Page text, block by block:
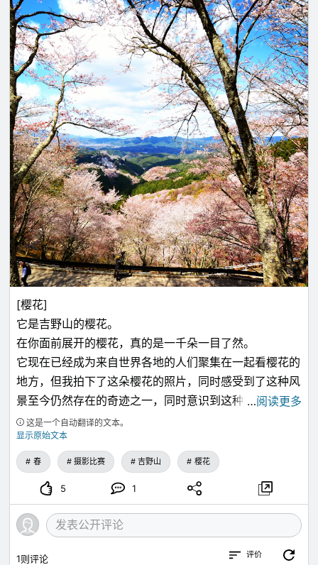
[樱花]
它是吉野山的樱花。
在你面前展开的樱花，真的是一千朵一目了然。
它现在已经成为来自世界各地的人们聚集在一起看樱花的
地方，但我拍下了这朵樱花的照片，同时感受到了这种风
景至今仍然存在的奇迹之一，同时意识到这种樱花自平安
时代以来一直令人赏心悦目。
…阅读更多
这是一个自动翻译的文本。
显示原始文本
春 摄影比赛 吉野山 樱花
5 1
1则评论 评价